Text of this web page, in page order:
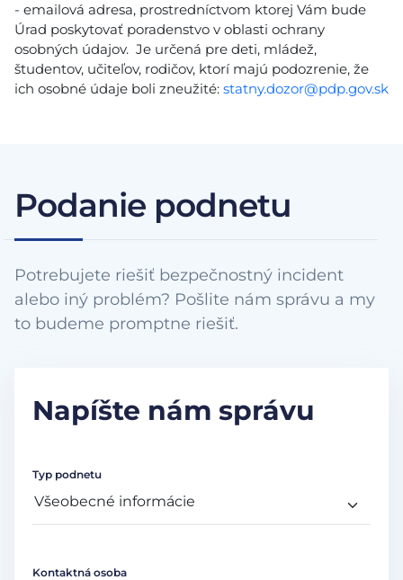
- emailová adresa, prostredníctvom ktorej Vám bude
Úrad poskytovať poradenstvo v oblasti ochrany
osobných údajov. Je určená pre deti, mládež,
študentov, učiteľov, rodičov, ktorí majú podozrenie, že
ich osobné údaje boli zneužité: statny.dozor@pdp.gov.sk
Podanie podnetu
Potrebujete riešiť bezpečnostný incident
alebo iný problém? Pošlite nám správu a my
to budeme promptne riešiť.
Napíšte nám správu
Typ podnetu
Kontaktná osoba